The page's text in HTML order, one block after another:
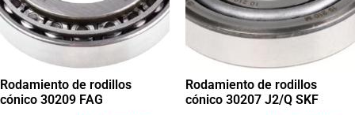
Rodamiento de rodillos
cónico 30209 FAG
Rodamiento de rodillos
cónico 30207 J2/Q SKF